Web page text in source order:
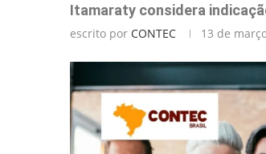
Itamaraty considera
escrito por CONTEC 13 de